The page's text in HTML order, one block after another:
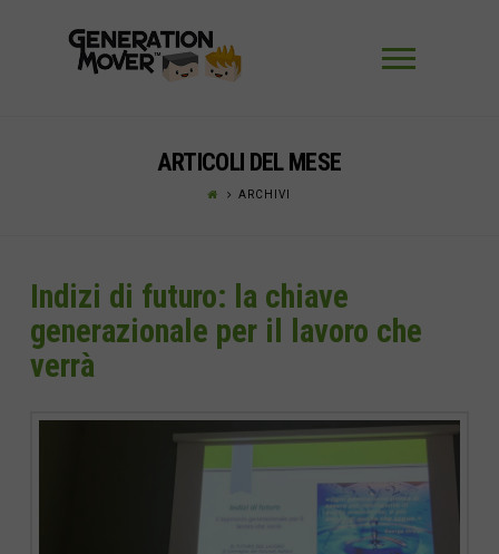
ARTICOLI DEL MESE
ARCHIVI
Indizi di futuro: la chiave
generazionale per il lavoro che
verrà